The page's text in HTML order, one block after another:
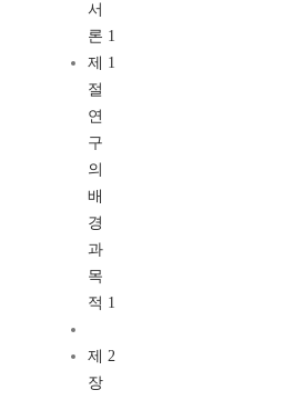
서
론 1
제 1
절
연
구
의
배
경
과
목
적 1
제 2
장